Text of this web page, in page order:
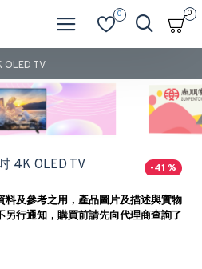
0 0
OLED TV
-41 %
料及參考之用，產品圖片及描述與實物
行通知，購買前請先向代理商查詢了